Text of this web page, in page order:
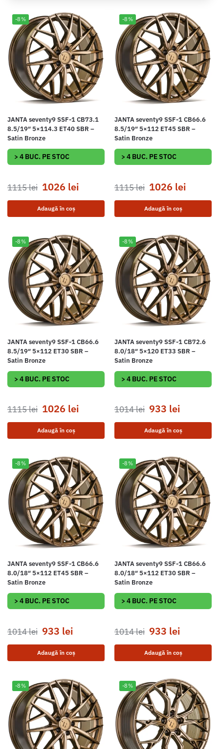
-8%
JANTA seventy9 SSF-1 CB73.1
8.5/19″ 5×114.3 ET40 SBR –
Satin Bronze
> 4 BUC. PE STOC
1115lei 1026 lei
Adaugă în coș
-8%
JANTA seventy9 SSF-1 CB66.6
8.5/19″ 5×112 ET45 SBR –
Satin Bronze
> 4 BUC. PE STOC
1115lei 1026 lei
Adaugă în coș
-8%
JANTA seventy9 SSF-1 CB66.6
8.5/19″ 5×112 ET30 SBR –
Satin Bronze
> 4 BUC. PE STOC
1115lei 1026 lei
Adaugă în coș
-8%
JANTA seventy9 SSF-1 CB72.6
8.0/18″ 5×120 ET33 SBR –
Satin Bronze
> 4 BUC. PE STOC
1014lei 933 lei
Adaugă în coș
-8%
JANTA seventy9 SSF-1 CB66.6
8.0/18″ 5×112 ET45 SBR –
Satin Bronze
> 4 BUC. PE STOC
1014lei 933 lei
Adaugă în coș
-8%
JANTA seventy9 SSF-1 CB66.6
8.0/18″ 5×112 ET30 SBR –
Satin Bronze
> 4 BUC. PE STOC
1014lei 933 lei
Adaugă în coș
-8% -8%